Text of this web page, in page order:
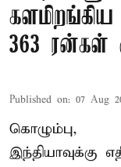
363 ரன்கள்
Published on: 07 Aug
கொழும்பு,
இந்தியாவுக்கு